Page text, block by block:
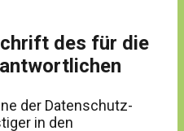
des für die
der Datenschutz-
in den